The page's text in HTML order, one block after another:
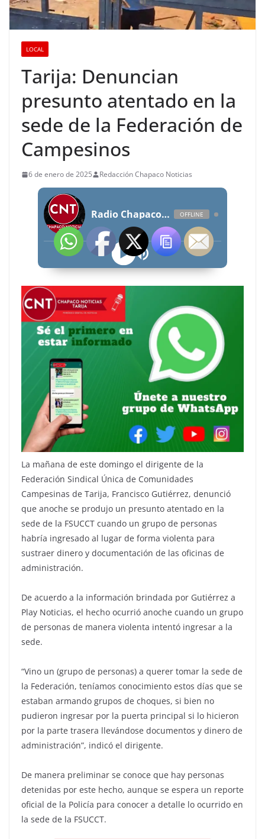
LOCAL
Tarija: Denuncian
presunto atentado en la
sede de la Federación de
Campesinos
6 de enero de 2025 Redacción Chapaco Noticias
Radio Chapaco Noticias Las 24 horas en vivo OFFLINE
La mañana de este domingo el dirigente de la
Federación Sindical Única de Comunidades
Campesinas de Tarija, Francisco Gutiérrez, denunció
que anoche se produjo un presunto atentado en la
sede de la FSUCCT cuando un grupo de personas
habría ingresado al lugar de forma violenta para
sustraer dinero y documentación de las oficinas de
administración.
De acuerdo a la información brindada por Gutiérrez a
Play Noticias, el hecho ocurrió anoche cuando un grupo
de personas de manera violenta intentó ingresar a la
sede.
“Vino un (grupo de personas) a querer tomar la sede de
la Federación, teníamos conocimiento estos días que se
estaban armando grupos de choques, si bien no
pudieron ingresar por la puerta principal si lo hicieron
por la parte trasera llevándose documentos y dinero de
administración”, indicó el dirigente.
De manera preliminar se conoce que hay personas
detenidas por este hecho, aunque se espera un reporte
oficial de la Policía para conocer a detalle lo ocurrido en
la sede de la FSUCCT.